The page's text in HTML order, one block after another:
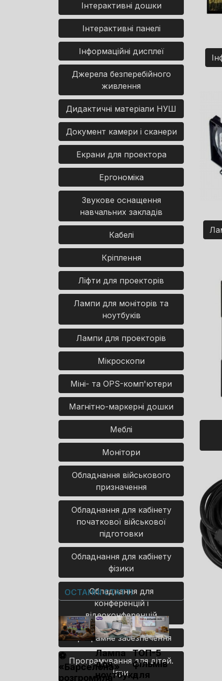
Інтерактивні дошки
Інтерактивні панелі
Інформаційні дисплеї
Джерела безперебійного
живлення
Дидактичні матеріали НУШ
Документ камери і сканери
Екрани для проектора
Ергономіка
Звукове оснащення
навчальних закладів
Кабелі
Кріплення
Ліфти для проекторів
Лампи для моніторів та
ноутбуків
Лампи для проекторів
Мікроскопи
Міні- та OPS-комп'ютери
Магнітно-маркерні дошки
Меблі
Монітори
Обладнання військового
призначення
Обладнання для кабінету
початкової військової
підготовки
Обладнання для кабінету
фізики
Обладнання для
конференцій і
відеоконференцій
Програмне забезпечення
Програмування для дітей.
Ігри.
ОСТАННІ СТАТТІ
⚽
«Барселона»
розгромила
Лампа
для
ноутбука
ТОП-5
фільмів
для